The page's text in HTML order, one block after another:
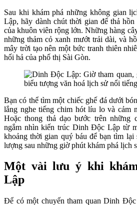
Sau khi khám phá những không gian
Lập, hãy dành chút thời gian để thả
của khuôn viên rộng lớn. Những hàng
những thảm cỏ xanh mướt trải dài, và
mây trời tạo nên một bức tranh thiên
hối hả của phố thị Sài Gòn.
Bạn có thể tìm một chiếc ghế đá dưới
lắng nghe tiếng chim hót líu lo và cảm
Hoặc thong thả dạo bước trên những
ngắm nhìn kiến trúc Dinh Độc Lập từ
khoảng thời gian quý báu để bạn tìm lại
lượng sau những giờ phút khám phá lịch
Một vài lưu ý khi
Lập
Để có một chuyến tham quan Dinh